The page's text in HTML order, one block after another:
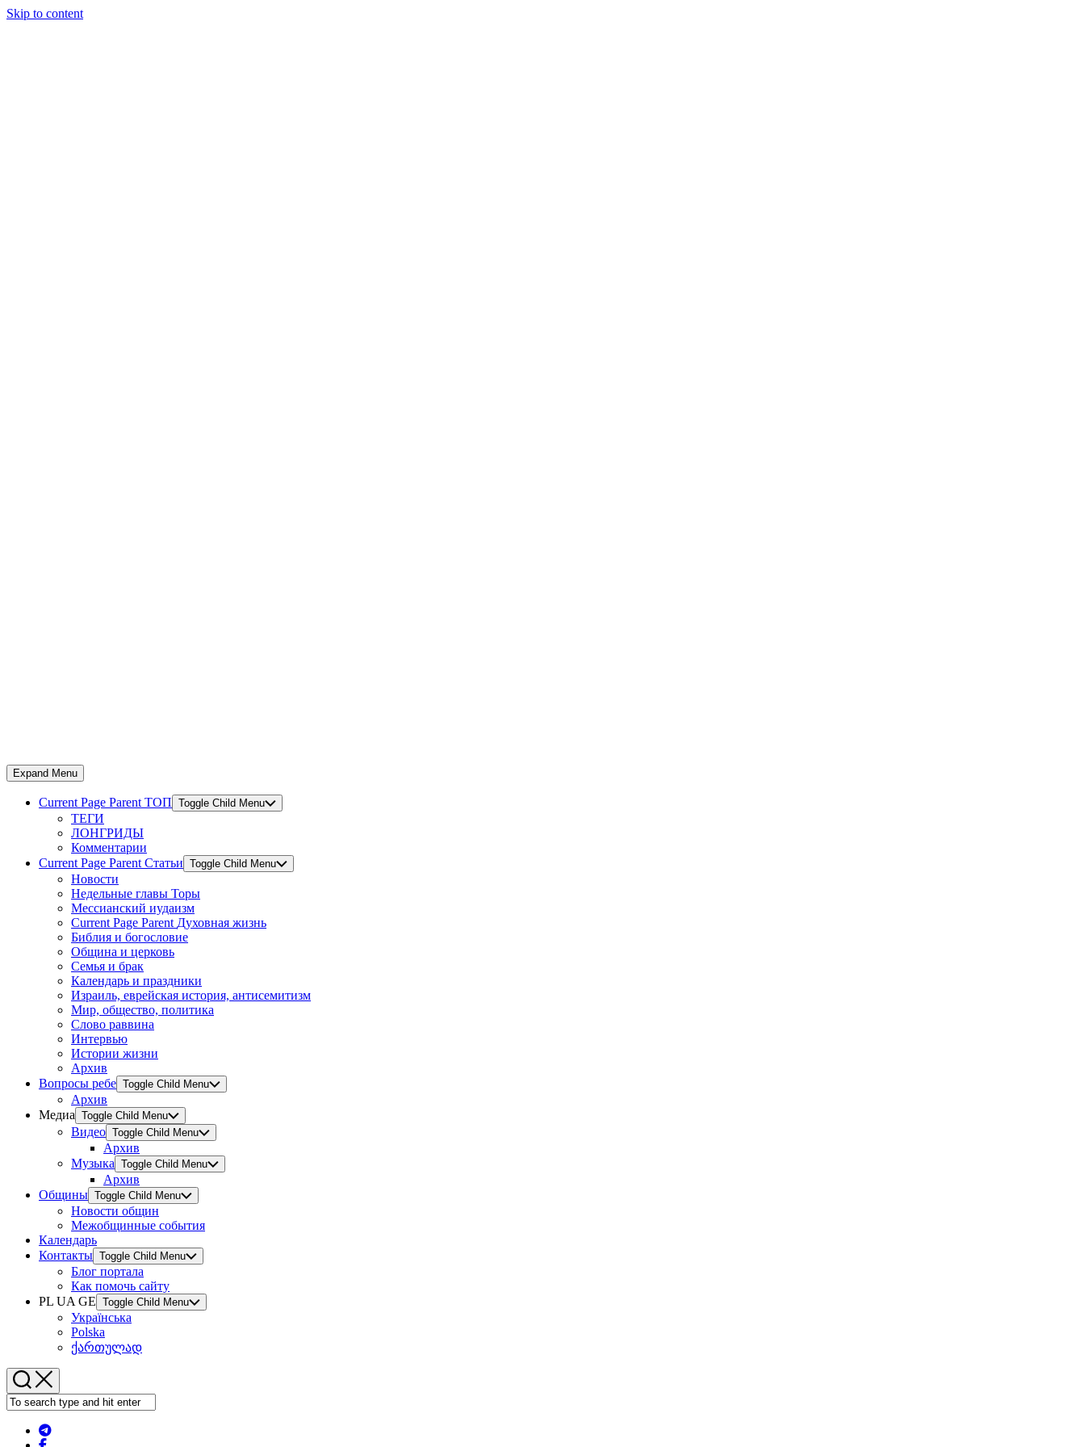
Skip to content
Expand Menu
Current Page Parent ТОП Toggle Child Menu
ТЕГИ
ЛОНГРИДЫ
Комментарии
Current Page Parent Статьи Toggle Child Menu
Новости
Недельные главы Торы
Мессианский иудаизм
Current Page Parent Духовная жизнь
Библия и богословие
Община и церковь
Семья и брак
Календарь и праздники
Израиль, еврейская история, антисемитизм
Мир, общество, политика
Слово раввина
Интервью
Истории жизни
Архив
Вопросы ребе Toggle Child Menu
Архив
Медиа Toggle Child Menu
Видео Toggle Child Menu
Архив
Музыка Toggle Child Menu
Архив
Общины Toggle Child Menu
Новости общин
Межобщинные события
Календарь
Контакты Toggle Child Menu
Блог портала
Как помочь сайту
PL UA GE Toggle Child Menu
Українська
Polska
ქართულად